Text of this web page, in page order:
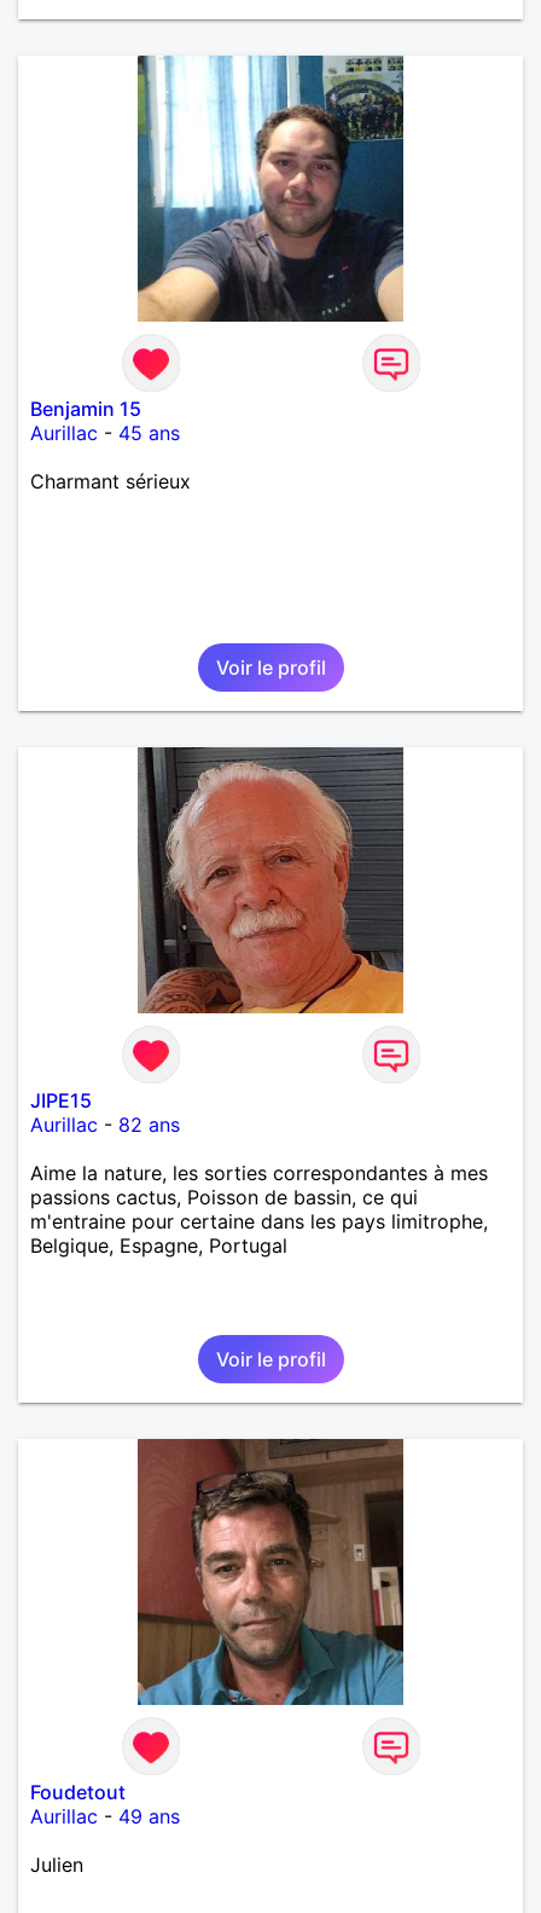
Benjamin 15
Aurillac - 45 ans
Charmant sérieux
Voir le profil
JIPE15
Aurillac - 82 ans
Aime la nature, les sorties correspondantes à mes
passions cactus, Poisson de bassin, ce qui
m'entraine pour certaine dans les pays limitrophe,
Belgique, Espagne, Portugal
Voir le profil
Foudetout
Aurillac - 49 ans
Julien